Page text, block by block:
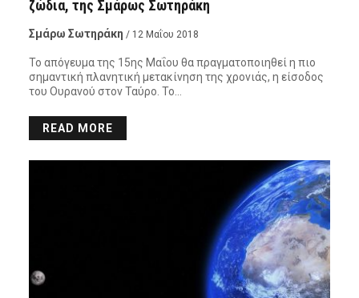
ζώδια, της Σμάρως Σωτηράκη
Σμάρω Σωτηράκη / 12 Μαΐου 2018
Το απόγευμα της 15ης Μαΐου θα πραγματοποιηθεί η πιο
σημαντική πλανητική μετακίνηση της χρονιάς, η είσοδος
του Ουρανού στον Ταύρο. Το…
READ MORE